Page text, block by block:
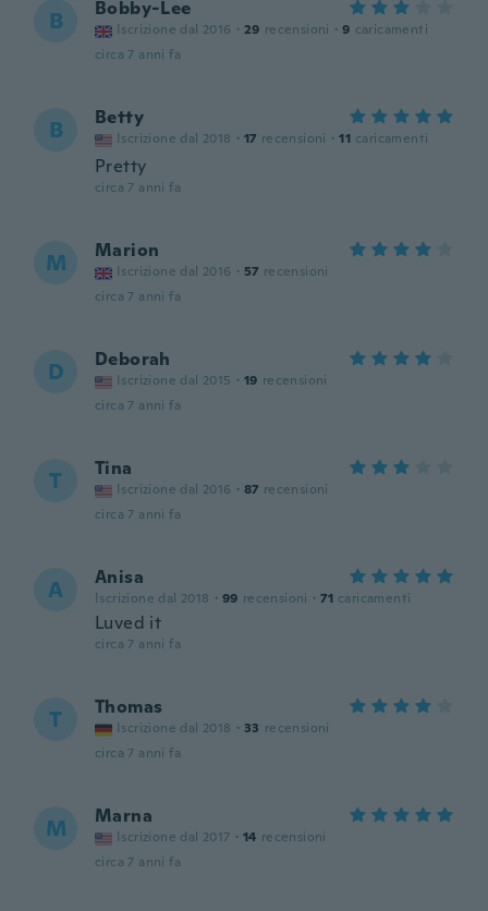
B Bobby-Lee
Iscrizione dal 2016 · 29 recensioni · 9 caricamenti
circa 7 anni fa
B Betty
Iscrizione dal 2018 · 17 recensioni · 11 caricamenti
Pretty
circa 7 anni fa
M Marion
Iscrizione dal 2016 · 57 recensioni
circa 7 anni fa
D Deborah
Iscrizione dal 2015 · 19 recensioni
circa 7 anni fa
T Tina
Iscrizione dal 2016 · 87 recensioni
circa 7 anni fa
A Anisa
Iscrizione dal 2018 · 99 recensioni · 71 caricamenti
Luved it
circa 7 anni fa
T Thomas
Iscrizione dal 2018 · 33 recensioni
circa 7 anni fa
M Marna
Iscrizione dal 2017 · 14 recensioni
circa 7 anni fa